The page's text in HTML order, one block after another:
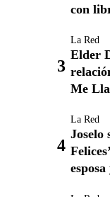
con
La Red
Elder
Me
La Red
Joselo